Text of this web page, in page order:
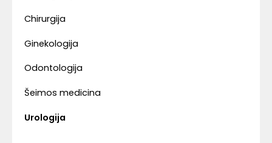
Chirurgija
Ginekologija
Odontologija
Šeimos medicina
Urologija